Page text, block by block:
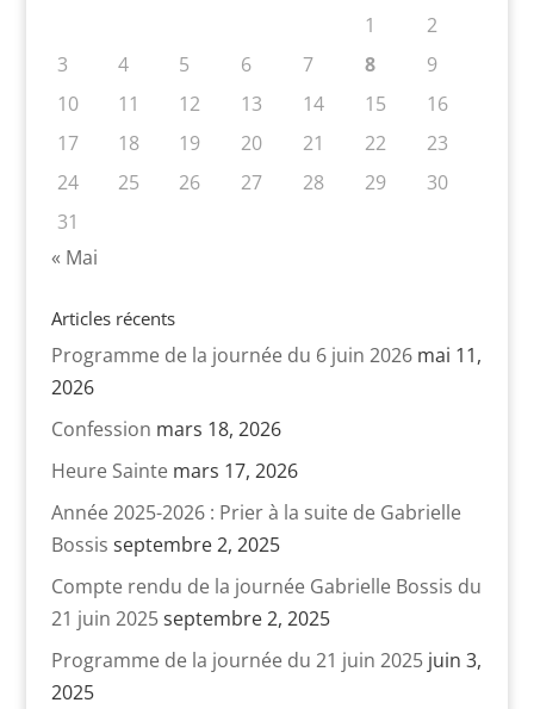
1
2
3
4 5 6 7 8
9
10
11 12 13 14 15
16
17
18 19 20 21 22
23
24
25 26 27 28 29
30
31
« Mai
Articles récents
Programme de la journée du 6 juin 2026 mai 11,
2026
Confession mars 18, 2026
Heure Sainte mars 17, 2026
Année 2025-2026 : Prier à la suite de Gabrielle
Bossis septembre 2, 2025
Compte rendu de la journée Gabrielle Bossis du
21 juin 2025 septembre 2, 2025
Programme de la journée du 21 juin 2025 juin 3,
2025